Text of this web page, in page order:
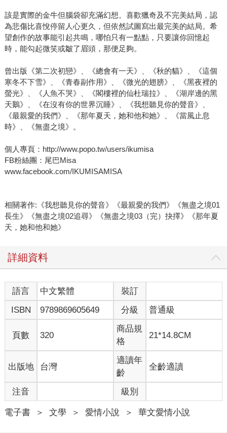
該是實際的金牛但腦袋卻充滿幻想。喜歡獵奇及不完美結局，認
為悲傷比喜悅停留人心更久，但依然試圖寫出最完美的結局。希
望創作的故事能引起共鳴，哪怕只有一點點，只要讓你回憶起
時，能勾起微笑或皺了眉頭，那便足夠。
曾出版《第二次初戀》、《總會有一天》、《秋的貓》、《這個
寒冬不下雪》、《青春副作用》、《微光的翅膀》、《黑夜裡的
螢光》、《人魚不哭》、《閣樓裡的仙杜瑞拉》、《湖岸邊的黑
天鵝》、《在沒有你的世界沉睡》、《我想聽見你的聲音》、
《最親愛的我們》、《那年夏天，她和他和她》、《當風止息
時》、《無盡之境》。
個人專頁：http://www.popo.tw/users/ikumisa
FB粉絲團：尾巴Misa
www.facebook.com/IKUMISAMISA
相關著作:《我想聽見你的聲音》《最親愛的我們》《無盡之境01
長生》《無盡之境02追尋》《無盡之境03（完）抉擇》《那年夏
天，她和他和她》
詳細資料
語言 中文繁體
裝訂
ISBN
9789869605649 分級 普通級
頁數 320
商品規
格
21*14.8CM
出版地 台灣
適讀年
齡
全齡適讀
注音 級別
電子書 ＞ 文學 ＞ 愛情小說 ＞ 華文愛情小說